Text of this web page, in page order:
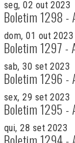
seg, 02 out 2023
Boletim 1298 -
dom, 01 out 2023
Boletim 1297 -
sab, 30 set 2023
Boletim 1296 -
sex, 29 set 2023
Boletim 1295 -
qui, 28 set 2023